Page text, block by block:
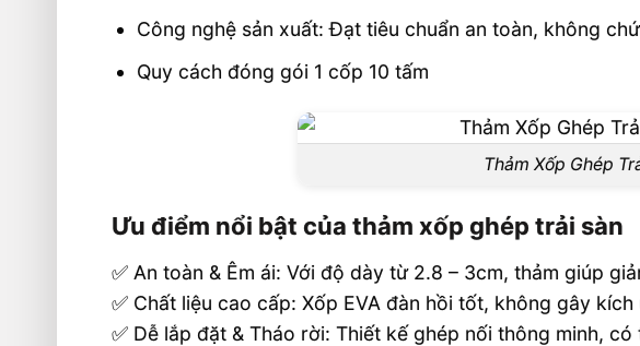
Công nghệ sản xuất: Đạt tiêu chuẩn an toàn, không
Quy cách đóng gói 1 cốp 10 tấm
Thảm Xốp Ghép
Ưu điểm nổi bật của thảm xốp ghép trải sàn
✅ An toàn & Êm ái: Với độ dày từ 2.8 – 3cm, thảm giúp
✅ Chất liệu cao cấp: Xốp EVA đàn hồi tốt, không gây
✅ Dễ lắp đặt & Tháo rời: Thiết kế ghép nối thông minh,